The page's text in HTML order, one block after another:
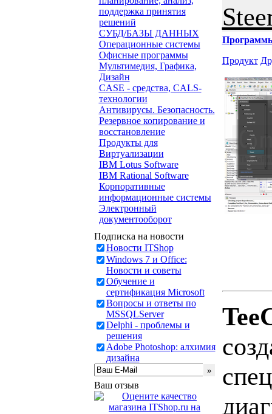
поддержка принятия
решений
СУБД/БАЗЫ ДАННЫХ
Операционные системы
Офисные программы
Мультимедия, Графика,
Дизайн
CASE - средства, CALS-
технологии
Антивирусы. Безопасность.
Резервное копирование и
восстановление
Продукты для
Виртуализации
IBM Lotus Software
IBM Rational Software
Корпоративные
информационные системы
Электронный
документооборот
Подписка на новости
Новости ITShop
Windows 7 и Office:
Новости и советы
Обучение и
сертификация Microsoft
Вопросы и ответы по
MSSQLServer
Delphi - проблемы и
решения
Adobe Photoshop: алхимия
дизайна
Ваш отзыв
Продукт